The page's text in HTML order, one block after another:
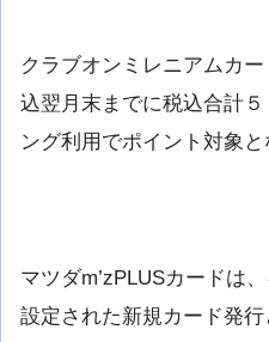
クラブオンミレニアムカ
込翌月末までに税込合計
ング利用でポイント対象と
マツダm’zPLUSカードは
設定された新規カード発